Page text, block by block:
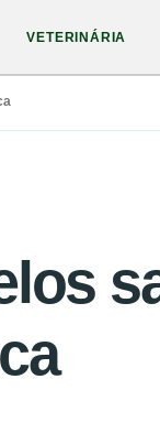
VETERINÁRIA